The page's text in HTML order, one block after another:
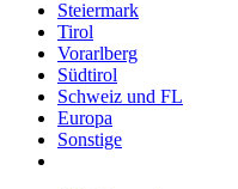
Steiermark
Tirol
Vorarlberg
Südtirol
Schweiz und FL
Europa
Sonstige